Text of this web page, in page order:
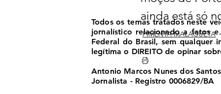
ainda está só
PIMENTA MALAGUETA
Todos os temas tratados neste
jornalístico relacionado a fatos
Federal do Brasil, sem qualquer
legítima o DIREITO de opinar
Antonio Marcos Nunes dos Santos
Jornalista - Registro 0006829/BA